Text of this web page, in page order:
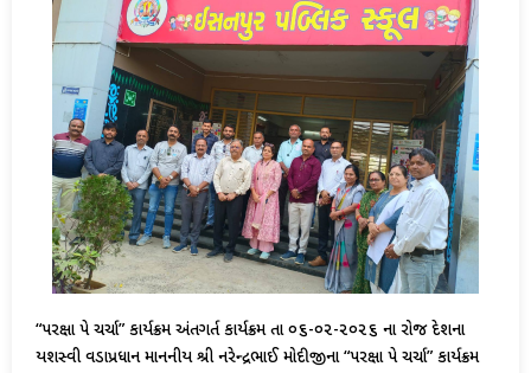
“પરિક્ષા પે ચર્ચા” કાર્યક્રમ અંતગર્ત કાર્યક્રમ તા ૦૬-૦૨-૨૦૨૬ ના રોજ દેશના
યશસ્વી વડાપ્રધાન માનનીય શ્રી નરેન્દ્રભાઈ મોદીજીના “પરિક્ષા પે ચર્ચા” કાર્યક્રમ